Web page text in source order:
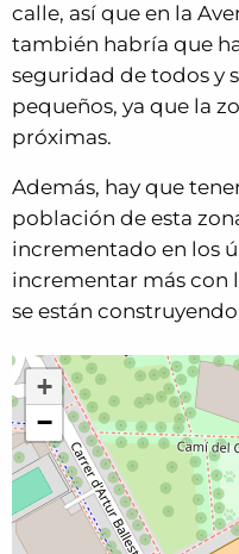
calle, así que en la
también habría que
seguridad de todos y
pequeños, ya que la
próximas.
Además, hay que
población de esta
incrementado en los
incrementar más con
se están
+
−